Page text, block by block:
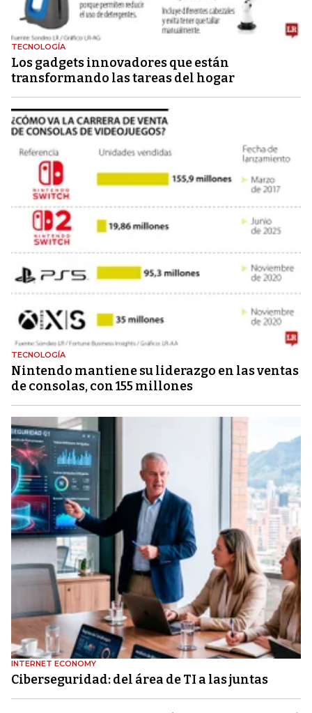
TECNOLOGÍA
Los gadgets innovadores que están
transformando las tareas del hogar
TECNOLOGÍA
Nintendo mantiene su liderazgo en las ventas
de consolas, con 155 millones
INTERNET ECONOMY
Ciberseguridad: del área de TI a las juntas